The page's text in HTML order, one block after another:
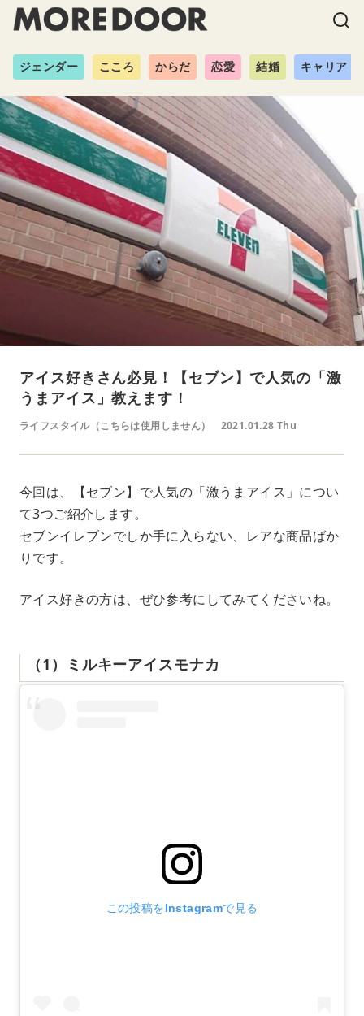
ジェンダー こころ からだ 恋愛 結婚 キャリア
アイス好きさん必見！【セブン】で人気の「激
うまアイス」教えます！
ライフスタイル（こちらは使用しません） 2021.01.28 Thu
今回は、【セブン】で人気の「激うまアイス」につい
て3つご紹介します。
セブンイレブンでしか手に入らない、レアな商品ばか
りです。
アイス好きの方は、ぜひ参考にしてみてくださいね。
（1）ミルキーアイスモナカ
この投稿をInstagramで見る